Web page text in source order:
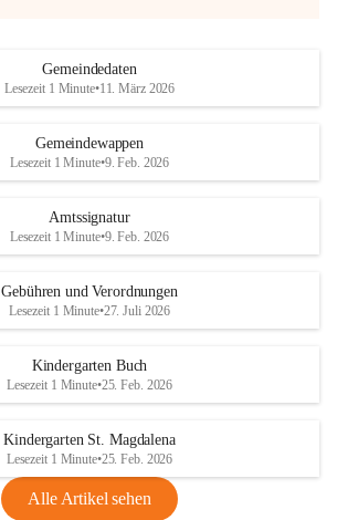
Gemeindedaten
Lesezeit 1 Minute•11. März 2026
Gemeindewappen
Lesezeit 1 Minute•9. Feb. 2026
Amtssignatur
Lesezeit 1 Minute•9. Feb. 2026
Gebühren und Verordnungen
Lesezeit 1 Minute•27. Juli 2026
Kindergarten Buch
Lesezeit 1 Minute•25. Feb. 2026
Kindergarten St. Magdalena
Lesezeit 1 Minute•25. Feb. 2026
Alle Artikel sehen